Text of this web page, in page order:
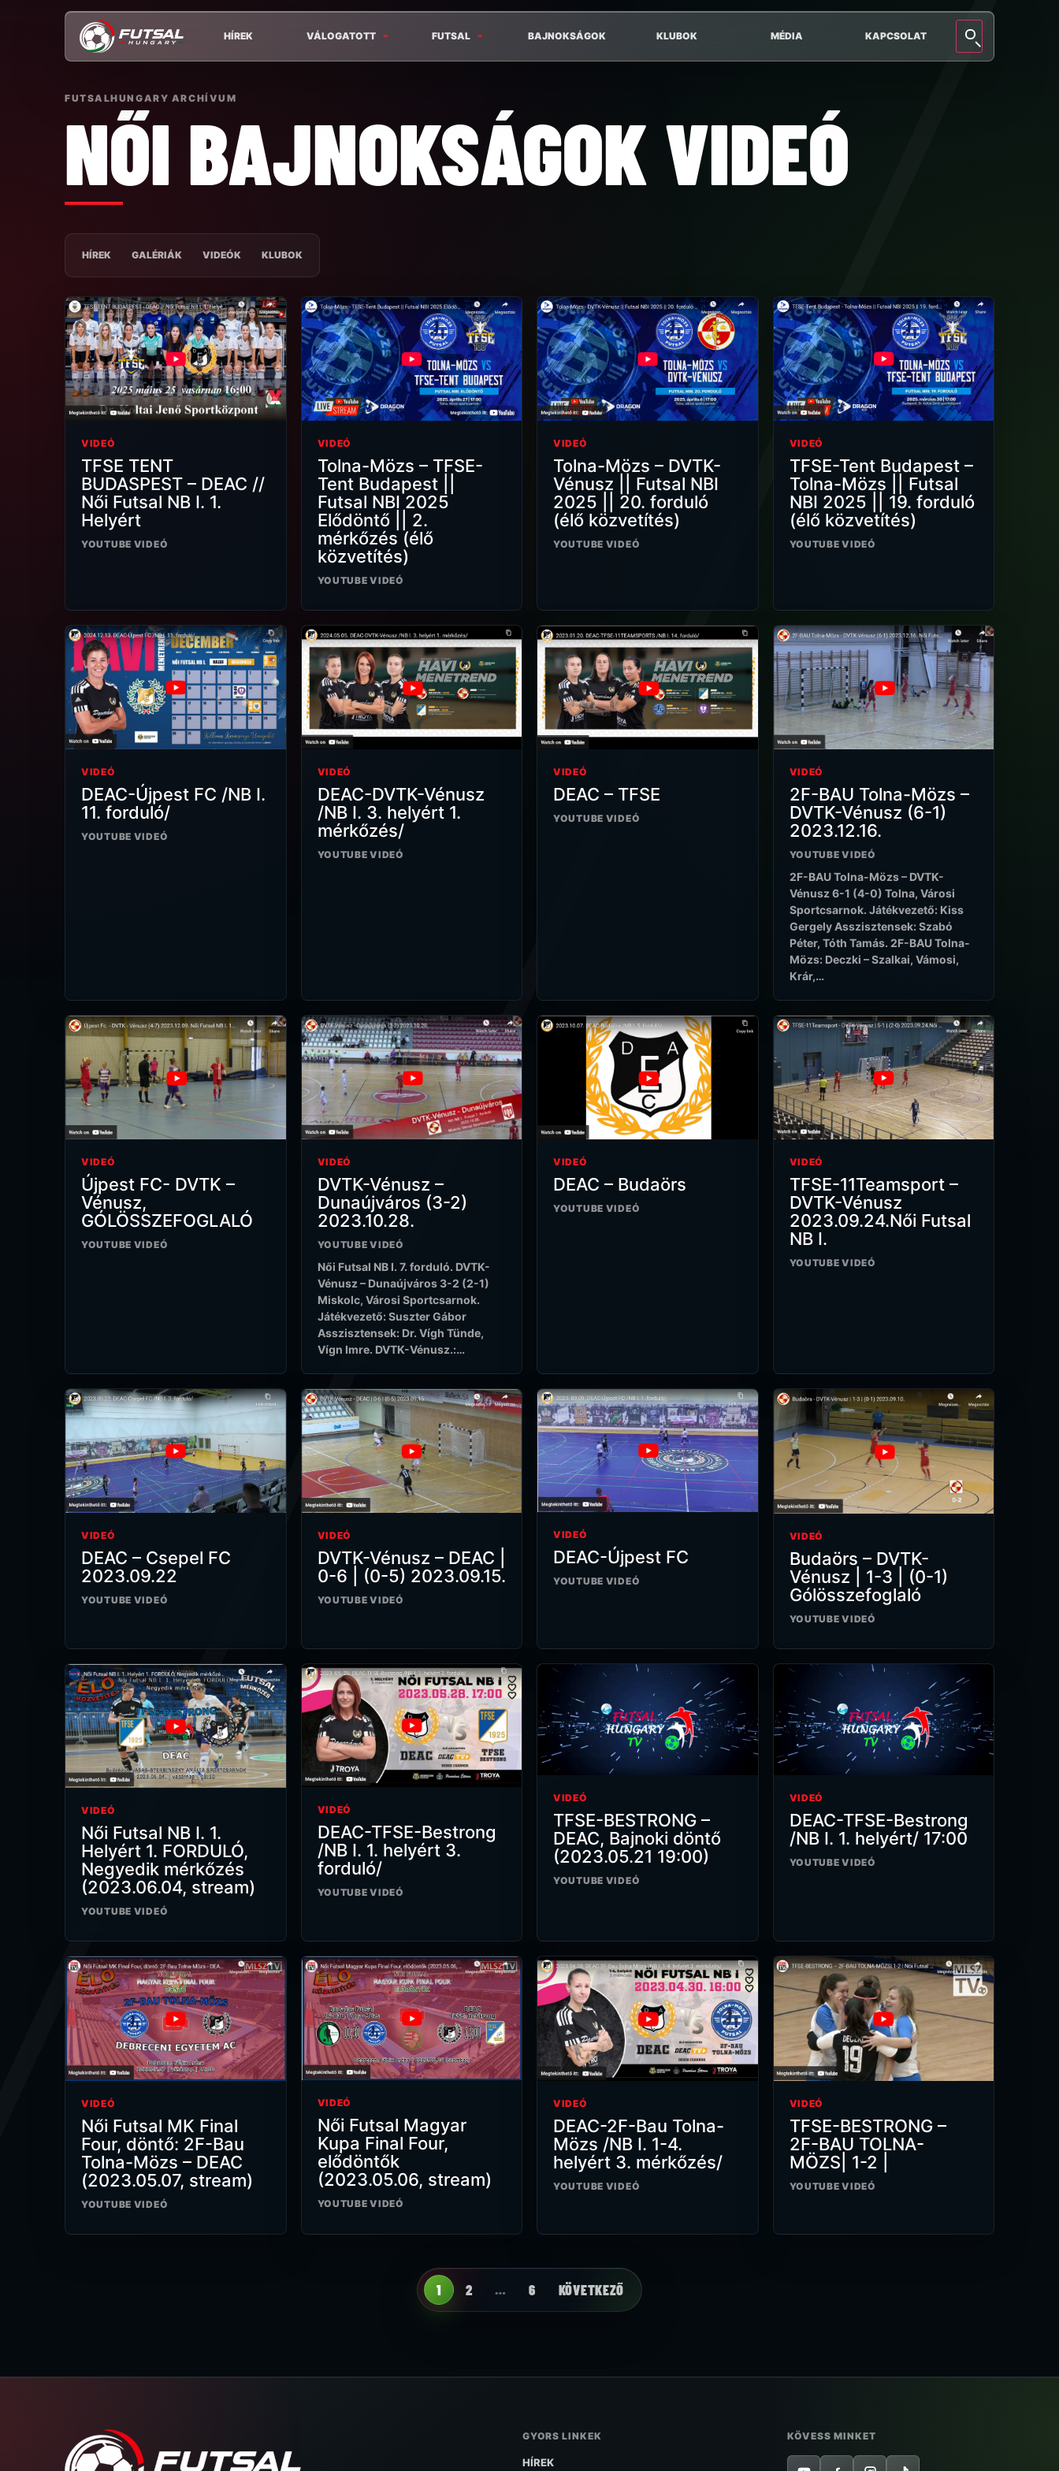
HÍREK VÁLOGATOTT FUTSAL BAJNOKSÁGOK KLUBOK MÉDIA KAPCSOLAT
FUTSALHUNGARY ARCHÍVUM
NŐI BAJNOKSÁGOK VIDEÓ
HÍREK GALÉRIÁK VIDEÓK KLUBOK
VIDEÓ
TFSE TENT
BUDASPEST – DEAC //
Női Futsal NB I. 1.
Helyért
YOUTUBE VIDEÓ
VIDEÓ
Tolna-Mözs – TFSE-
Tent Budapest ||
Futsal NBI 2025
Elődöntő || 2.
mérkőzés (élő
közvetítés)
YOUTUBE VIDEÓ
VIDEÓ
Tolna-Mözs – DVTK-
Vénusz || Futsal NBI
2025 || 20. forduló
(élő közvetítés)
YOUTUBE VIDEÓ
VIDEÓ
TFSE-Tent Budapest –
Tolna-Mözs || Futsal
NBI 2025 || 19. forduló
(élő közvetítés)
YOUTUBE VIDEÓ
VIDEÓ
DEAC-Újpest FC /NB I.
11. forduló/
YOUTUBE VIDEÓ
VIDEÓ
DEAC-DVTK-Vénusz
/NB I. 3. helyért 1.
mérkőzés/
YOUTUBE VIDEÓ
VIDEÓ
DEAC – TFSE
YOUTUBE VIDEÓ
VIDEÓ
2F-BAU Tolna-Mözs –
DVTK-Vénusz (6-1)
2023.12.16.
YOUTUBE VIDEÓ
2F-BAU Tolna-Mözs – DVTK-
Vénusz 6-1 (4-0) Tolna, Városi
Sportcsarnok. Játékvezető: Kiss
Gergely Asszisztensek: Szabó
Péter, Tóth Tamás. 2F-BAU Tolna-
Mözs: Deczki – Szalkai, Vámosi,
Krár,…
VIDEÓ
Újpest FC- DVTK –
Vénusz,
GÓLÖSSZEFOGLALÓ
YOUTUBE VIDEÓ
VIDEÓ
DVTK-Vénusz –
Dunaújváros (3-2)
2023.10.28.
YOUTUBE VIDEÓ
Női Futsal NB I. 7. forduló. DVTK-
Vénusz – Dunaújváros 3-2 (2-1)
Miskolc, Városi Sportcsarnok.
Játékvezető: Suszter Gábor
Asszisztensek: Dr. Vígh Tünde,
Vígn Imre. DVTK-Vénusz.:…
VIDEÓ
DEAC – Budaörs
YOUTUBE VIDEÓ
VIDEÓ
TFSE-11Teamsport –
DVTK-Vénusz
2023.09.24.Női Futsal
NB I.
YOUTUBE VIDEÓ
VIDEÓ
DEAC – Csepel FC
2023.09.22
YOUTUBE VIDEÓ
VIDEÓ
DVTK-Vénusz – DEAC |
0-6 | (0-5) 2023.09.15.
YOUTUBE VIDEÓ
VIDEÓ
DEAC-Újpest FC
YOUTUBE VIDEÓ
VIDEÓ
Budaörs – DVTK-
Vénusz | 1-3 | (0-1)
Gólösszefoglaló
YOUTUBE VIDEÓ
VIDEÓ
Női Futsal NB I. 1.
Helyért 1. FORDULÓ,
Negyedik mérkőzés
(2023.06.04, stream)
YOUTUBE VIDEÓ
VIDEÓ
DEAC-TFSE-Bestrong
/NB I. 1. helyért 3.
forduló/
YOUTUBE VIDEÓ
VIDEÓ
TFSE-BESTRONG –
DEAC, Bajnoki döntő
(2023.05.21 19:00)
YOUTUBE VIDEÓ
VIDEÓ
DEAC-TFSE-Bestrong
/NB I. 1. helyért/ 17:00
YOUTUBE VIDEÓ
VIDEÓ
Női Futsal MK Final
Four, döntő: 2F-Bau
Tolna-Mözs – DEAC
(2023.05.07, stream)
YOUTUBE VIDEÓ
VIDEÓ
Női Futsal Magyar
Kupa Final Four,
elődöntők
(2023.05.06, stream)
YOUTUBE VIDEÓ
VIDEÓ
DEAC-2F-Bau Tolna-
Mözs /NB I. 1-4.
helyért 3. mérkőzés/
YOUTUBE VIDEÓ
VIDEÓ
TFSE-BESTRONG –
2F-BAU TOLNA-
MÖZS| 1-2 |
YOUTUBE VIDEÓ
1 2 … 6 KÖVETKEZŐ
GYORS LINKEK
HÍREK
KÖVESS MINKET